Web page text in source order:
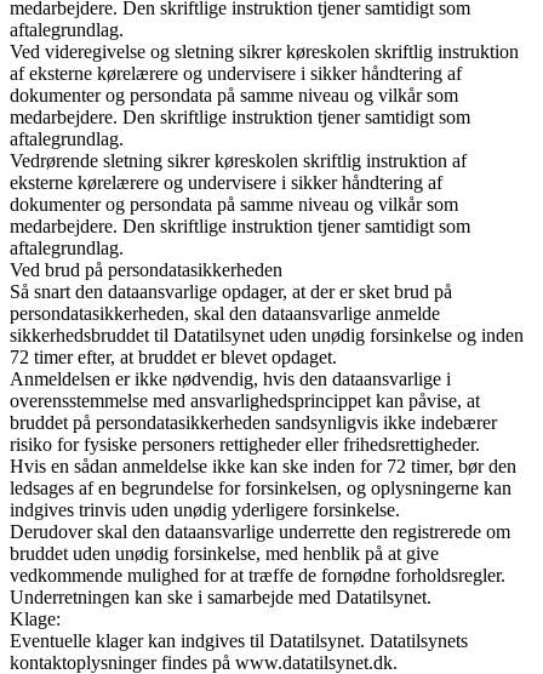
medarbejdere. Den skriftlige instruktion tjener samtidigt som
aftalegrundlag.
Ved videregivelse og sletning sikrer køreskolen skriftlig instruktion
af eksterne kørelærere og undervisere i sikker håndtering af
dokumenter og persondata på samme niveau og vilkår som
medarbejdere. Den skriftlige instruktion tjener samtidigt som
aftalegrundlag.
Vedrørende sletning sikrer køreskolen skriftlig instruktion af
eksterne kørelærere og undervisere i sikker håndtering af
dokumenter og persondata på samme niveau og vilkår som
medarbejdere. Den skriftlige instruktion tjener samtidigt som
aftalegrundlag.
Ved brud på persondatasikkerheden
Så snart den dataansvarlige opdager, at der er sket brud på
persondatasikkerheden, skal den dataansvarlige anmelde
sikkerhedsbruddet til Datatilsynet uden unødig forsinkelse og inden
72 timer efter, at bruddet er blevet opdaget.
Anmeldelsen er ikke nødvendig, hvis den dataansvarlige i
overensstemmelse med ansvarlighedsprincippet kan påvise, at
bruddet på persondatasikkerheden sandsynligvis ikke indebærer
risiko for fysiske personers rettigheder eller frihedsrettigheder.
Hvis en sådan anmeldelse ikke kan ske inden for 72 timer, bør den
ledsages af en begrundelse for forsinkelsen, og oplysningerne kan
indgives trinvis uden unødig yderligere forsinkelse.
Derudover skal den dataansvarlige underrette den registrerede om
bruddet uden unødig forsinkelse, med henblik på at give
vedkommende mulighed for at træffe de fornødne forholdsregler.
Underretningen kan ske i samarbejde med Datatilsynet.
Klage:
Eventuelle klager kan indgives til Datatilsynet. Datatilsynets
kontaktoplysninger findes på www.datatilsynet.dk.